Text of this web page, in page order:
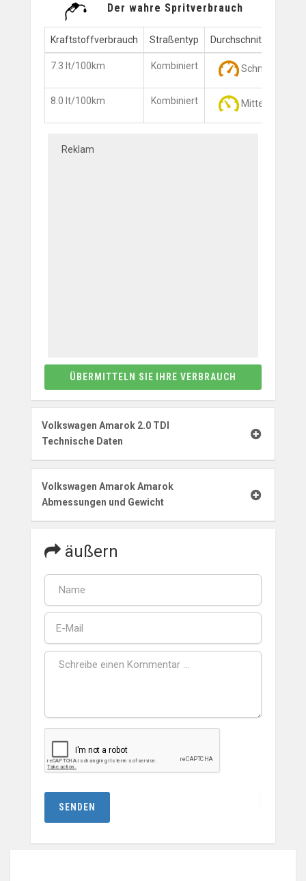
Der wahre Spritverbrauch
Kraftstoffverbrauch Straßentyp
7.3 lt/100km Kombiniert Schnell (80 -
8.0 lt/100km Kombiniert Mittel (40 - 80
Reklam
ÜBERMITTELN SIE IHRE VERBRAUCH
Volkswagen Amarok 2.0 TDI
Technische Daten
Volkswagen Amarok Amarok
Abmessungen und Gewicht
äußern
SENDEN